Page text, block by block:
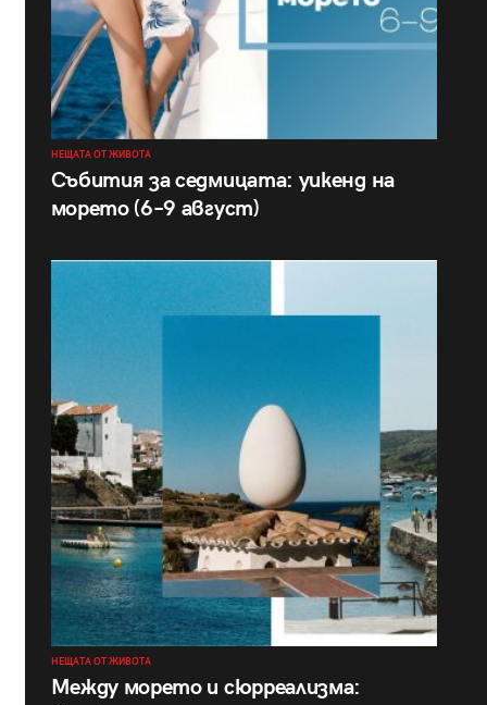
НЕЩАТА ОТ ЖИВОТА
Събития за седмицата: уикенд на
морето (6–9 август)
НЕЩАТА ОТ ЖИВОТА
Между морето и сюрреализма: